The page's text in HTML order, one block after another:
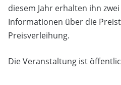
diesem Jahr erhalten ihn
Informationen über die
Preisverleihung.
Die Veranstaltung ist